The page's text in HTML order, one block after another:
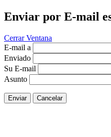
Enviar por E-mail
Cerrar Ventana
E-mail a
Enviado
Su E-mail
Asunto
Enviar Cancelar